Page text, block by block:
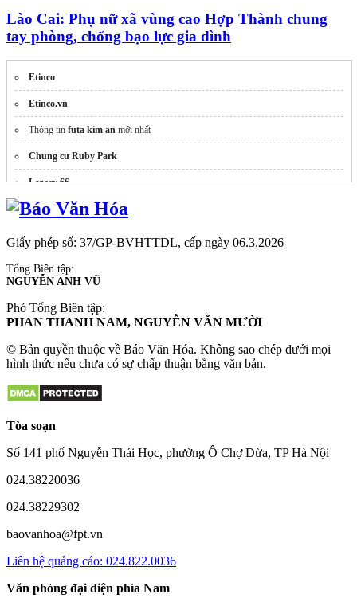
Lào Cai: Phụ nữ xã vùng cao Hợp Thành chung
tay phòng, chống bạo lực gia đình
Etinco
Etinco.vn
Thông tin futa kim an mới nhất
Chung cư Ruby Park
Legacy 66
Công Tythông cống nghẹt
Giấy phép số: 37/GP-BVHTTDL, cấp ngày 06.3.2026
Tổng Biên tập:
NGUYỄN ANH VŨ
Phó Tổng Biên tập:
PHAN THANH NAM, NGUYỄN VĂN MƯỜI
© Bản quyền thuộc về Báo Văn Hóa. Không sao chép dưới mọi
hình thức nếu chưa có sự chấp thuận bằng văn bản.
Tòa soạn
Số 141 phố Nguyễn Thái Học, phường Ô Chợ Dừa, TP Hà Nội
024.38220036
024.38229302
baovanhoa@fpt.vn
Liên hệ quảng cáo: 024.822.0036
Văn phòng đại diện phía Nam